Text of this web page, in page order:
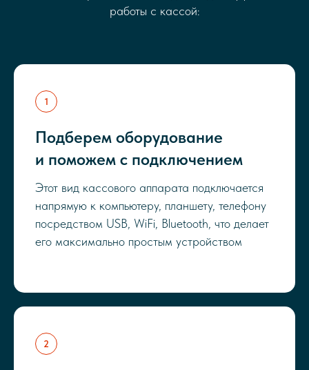
работы с кассой:
Подберем оборудование
и поможем с подключением
Этот вид кассового аппарата подключается
напрямую к компьютеру, планшету, телефону
посредством USB, WiFi, Bluetooth, что делает
его максимально простым устройством